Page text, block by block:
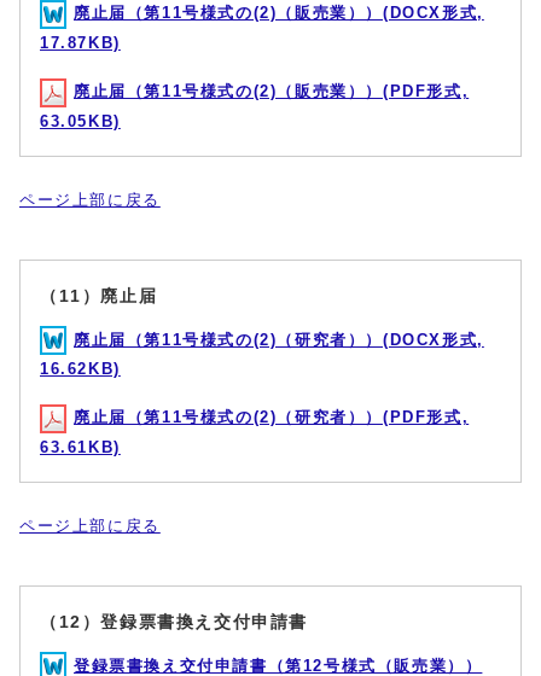
廃止届（第11号様式の(2)（販売業））(DOCX形式,
17.87KB)
廃止届（第11号様式の(2)（販売業））(PDF形式,
63.05KB)
ページ上部に戻る
（11）廃止届
廃止届（第11号様式の(2)（研究者））(DOCX形式,
16.62KB)
廃止届（第11号様式の(2)（研究者））(PDF形式,
63.61KB)
ページ上部に戻る
（12）登録票書換え交付申請書
登録票書換え交付申請書（第12号様式（販売業））